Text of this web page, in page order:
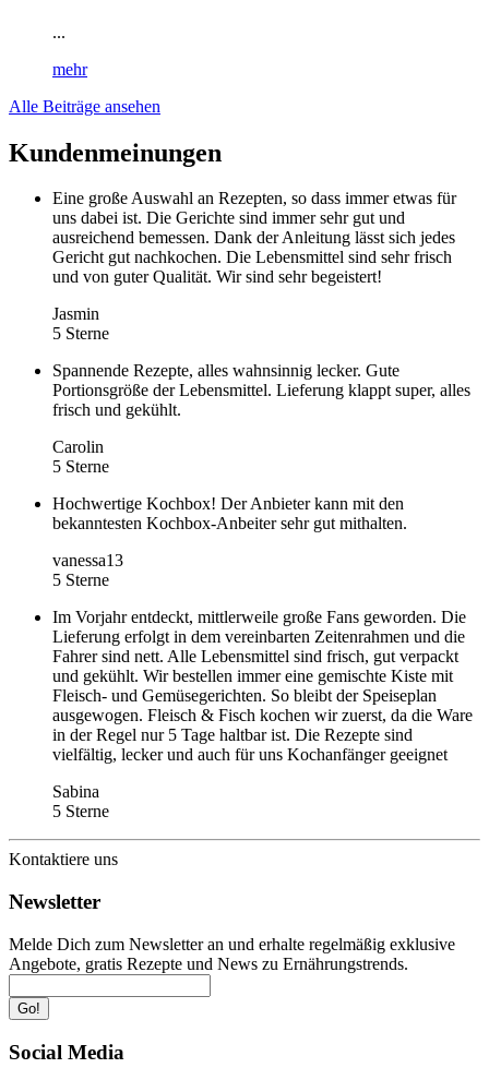
...
mehr
Alle Beiträge ansehen
Kundenmeinungen
Eine große Auswahl an Rezepten, so dass immer etwas für
uns dabei ist. Die Gerichte sind immer sehr gut und
ausreichend bemessen. Dank der Anleitung lässt sich jedes
Gericht gut nachkochen. Die Lebensmittel sind sehr frisch
und von guter Qualität. Wir sind sehr begeistert!
Jasmin
5 Sterne
Spannende Rezepte, alles wahnsinnig lecker. Gute
Portionsgröße der Lebensmittel. Lieferung klappt super, alles
frisch und gekühlt.
Carolin
5 Sterne
Hochwertige Kochbox! Der Anbieter kann mit den
bekanntesten Kochbox-Anbeiter sehr gut mithalten.
vanessa13
5 Sterne
Im Vorjahr entdeckt, mittlerweile große Fans geworden. Die
Lieferung erfolgt in dem vereinbarten Zeitenrahmen und die
Fahrer sind nett. Alle Lebensmittel sind frisch, gut verpackt
und gekühlt. Wir bestellen immer eine gemischte Kiste mit
Fleisch- und Gemüsegerichten. So bleibt der Speiseplan
ausgewogen. Fleisch & Fisch kochen wir zuerst, da die Ware
in der Regel nur 5 Tage haltbar ist. Die Rezepte sind
vielfältig, lecker und auch für uns Kochanfänger geeignet
Sabina
5 Sterne
Kontaktiere uns
Newsletter
Melde Dich zum Newsletter an und erhalte regelmäßig exklusive
Angebote, gratis Rezepte und News zu Ernährungstrends.
Go!
Social Media